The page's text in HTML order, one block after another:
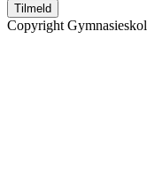
Tilmeld
Copyright